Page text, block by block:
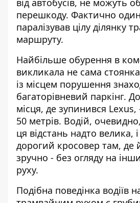
від автобусів, не можуть
перешкоду. Фактично
паралізував цілу ділянку
маршруту.
Найбільше обурення в
викликала не сама
із місцем порушення
багаторівневий паркінг.
місця, де зупинився
50 метрів. Водій,
ця відстань надто велика,
дорогий кросовер там, де
зручно - без огляду на
руху.
Подібна поведінка водіїв